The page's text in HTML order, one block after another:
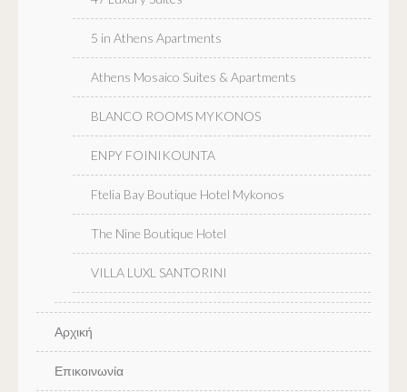
5 in Athens Apartments
Athens Mosaico Suites & Apartments
BLANCO ROOMS MYKONOS
ENPY FOINIKOUNTA
Ftelia Bay Boutique Hotel Mykonos
The Nine Boutique Hotel
VILLA LUXL SANTORINI
Αρχική
Επικοινωνία